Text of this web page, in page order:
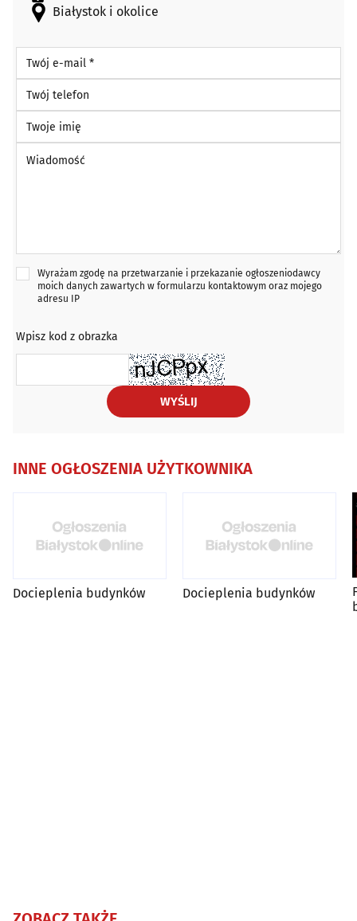
Białystok i okolice
Wyrażam zgodę na przetwarzanie i przekazanie ogłoszeniodawcy
moich danych zawartych w formularzu kontaktowym oraz mojego
adresu IP
Wpisz kod z obrazka
WYŚLIJ
INNE OGŁOSZENIA UŻYTKOWNIKA
Docieplenia budynków Docieplenia budynków